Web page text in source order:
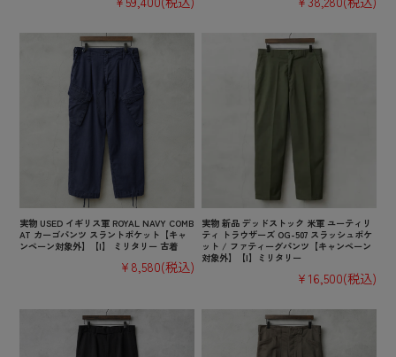
実物 USED イギリス軍 ROYAL NAVY COMB
AT カーゴパンツ スラントポケット【キャ
ンペーン対象外】【I】 ミリタリー 古着
¥8,580(税込)
実物 新品 デッドストック 米軍 ユーティリ
ティ トラウザーズ OG-507 スラッシュポケ
ット / ファティーグパンツ【キャンペーン
対象外】【I】ミリタリー
¥16,500(税込)